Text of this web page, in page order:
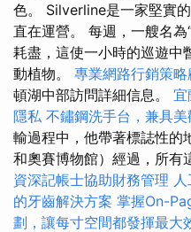
色。 Silverline是一家堅實
直在運營。 每週，一艘名為
耗盡，這使一小時的巡遊中
動植物。 專業網路行銷策略
頓湖中部訪問詳細信息。 宜
隱私 不鏽鋼洗手台，兼具
輸過程中，他帶著標誌性的
和奧賽博物館）經過，所有
資深記帳士協助財務管理
的牙齒解決方案 掌握On-
劃，讓每寸空間都發揮最大